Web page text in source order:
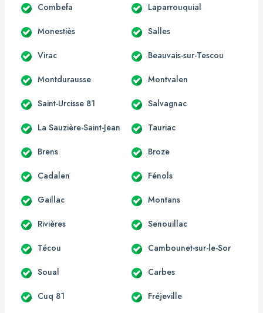
Combefa Laparrouquial
Monestiès Salles
Virac Beauvais-sur-Tescou
Montdurausse Montvalen
Saint-Urcisse 81 Salvagnac
La Sauzière-Saint-Jean Tauriac
Brens Broze
Cadalen Fénols
Gaillac Montans
Rivières Senouillac
Técou Cambounet-sur-le-Sor
Soual Carbes
Cuq 81 Fréjeville